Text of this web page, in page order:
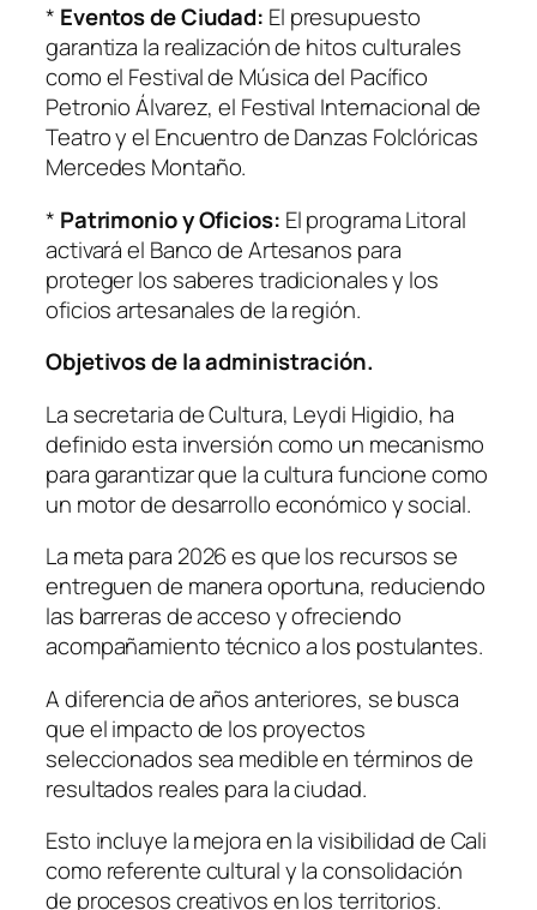
* Eventos de Ciudad: El presupuesto
garantiza la realización de hitos culturales
como el Festival de Música del Pacífico
Petronio Álvarez, el Festival Internacional de
Teatro y el Encuentro de Danzas Folclóricas
Mercedes Montaño.
* Patrimonio y Oficios: El programa Litoral
activará el Banco de Artesanos para
proteger los saberes tradicionales y los
oficios artesanales de la región.
Objetivos de la administración.
La secretaria de Cultura, Leydi Higidio, ha
definido esta inversión como un mecanismo
para garantizar que la cultura funcione como
un motor de desarrollo económico y social.
La meta para 2026 es que los recursos se
entreguen de manera oportuna, reduciendo
las barreras de acceso y ofreciendo
acompañamiento técnico a los postulantes.
A diferencia de años anteriores, se busca
que el impacto de los proyectos
seleccionados sea medible en términos de
resultados reales para la ciudad.
Esto incluye la mejora en la visibilidad de Cali
como referente cultural y la consolidación
de procesos creativos en los territorios.